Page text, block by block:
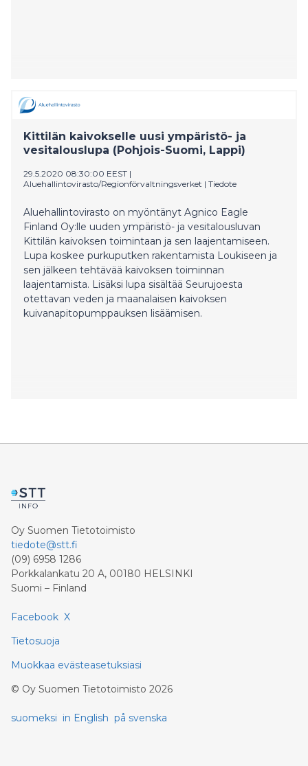
Kittilän kaivokselle uusi ympäristö- ja
vesitalouslupa (Pohjois-Suomi, Lappi)
29.5.2020 08:30:00 EEST |
Aluehallintovirasto/Regionförvaltningsverket | Tiedote
Aluehallintovirasto on myöntänyt Agnico Eagle
Finland Oy:lle uuden ympäristö- ja vesitalousluvan
Kittilän kaivoksen toimintaan ja sen laajentamiseen.
Lupa koskee purkuputken rakentamista Loukiseen ja
sen jälkeen tehtävää kaivoksen toiminnan
laajentamista. Lisäksi lupa sisältää Seurujoesta
otettavan veden ja maanalaisen kaivoksen
kuivanapitopumppauksen lisäämisen.
Oy Suomen Tietotoimisto
tiedote@stt.fi
(09) 6958 1286
Porkkalankatu 20 A, 00180 HELSINKI
Suomi – Finland
Facebook X
Tietosuoja
Muokkaa evästeasetuksiasi
© Oy Suomen Tietotoimisto 2026
suomeksi in English på svenska